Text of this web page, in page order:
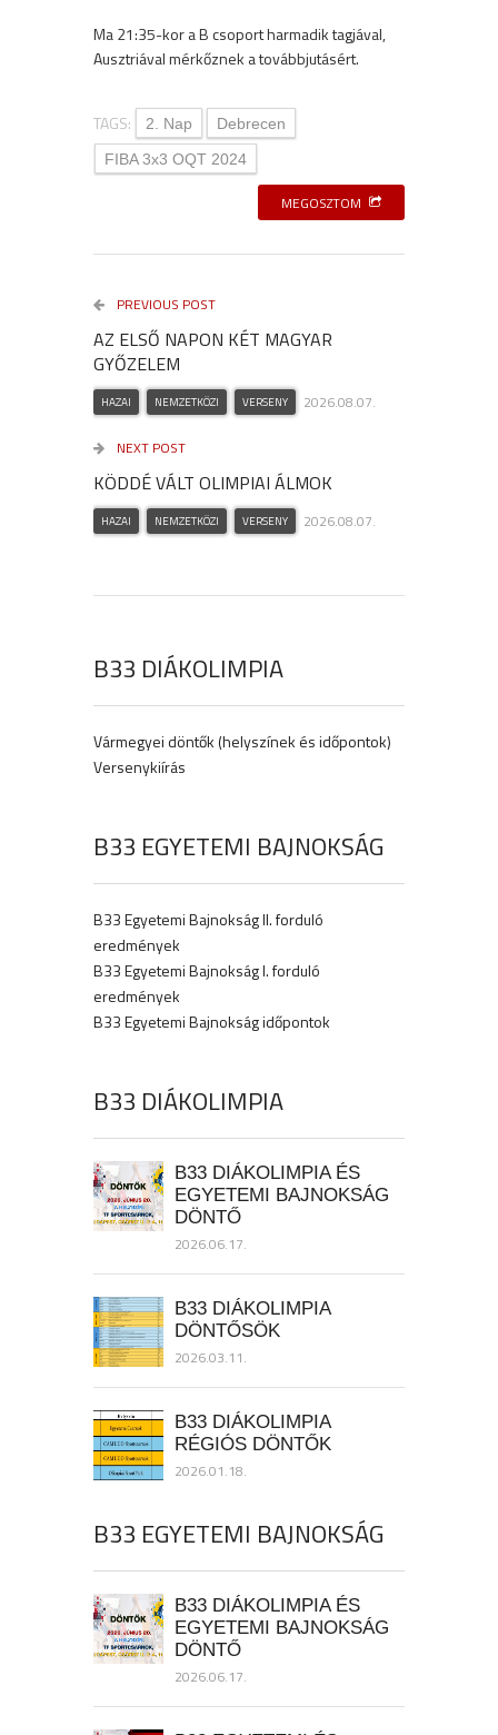
Ma 21:35-kor a B csoport harmadik tagjával,
Ausztriával mérkőznek a továbbjutásért.
TAGS: 2. Nap
Debrecen
FIBA 3x3 OQT 2024
MEGOSZTOM
PREVIOUS POST
AZ ELSŐ NAPON KÉT MAGYAR
GYŐZELEM
HAZAI NEMZETKÖZI VERSENY 2026.08.07.
NEXT POST
KÖDDÉ VÁLT OLIMPIAI ÁLMOK
HAZAI NEMZETKÖZI VERSENY 2026.08.07.
B33 DIÁKOLIMPIA
Vármegyei döntők (helyszínek és időpontok)
Versenykiírás
B33 EGYETEMI BAJNOKSÁG
B33 Egyetemi Bajnokság II. forduló
eredmények
B33 Egyetemi Bajnokság I. forduló
eredmények
B33 Egyetemi Bajnokság időpontok
B33 DIÁKOLIMPIA
B33 DIÁKOLIMPIA ÉS
EGYETEMI BAJNOKSÁG
DÖNTŐ
2026.06.17.
B33 DIÁKOLIMPIA
DÖNTŐSÖK
2026.03.11.
B33 DIÁKOLIMPIA
RÉGIÓS DÖNTŐK
2026.01.18.
B33 EGYETEMI BAJNOKSÁG
B33 DIÁKOLIMPIA ÉS
EGYETEMI BAJNOKSÁG
DÖNTŐ
2026.06.17.